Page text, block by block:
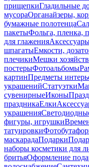
прищепкиГладильные
мусораОрганайзеры,
бумажные полотенца
пакетыФольга, пленка,
для глажения
шпагатыЕмкости,
плечикиМешки
постерыФотоальбомы
картинПредметы
украшенийСтатуэтки
сувенирныеИконы
праздникаЕлки
украшения
фигуры, игрушки
татуировки
маскарадаПодарки
наборы косметики для
бритьяОформление